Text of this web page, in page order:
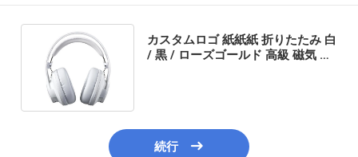
カスタムロゴ 紙紙紙 折りたたみ 白
/ 黒 / ローズゴールド 高級 磁気 ギ
続行